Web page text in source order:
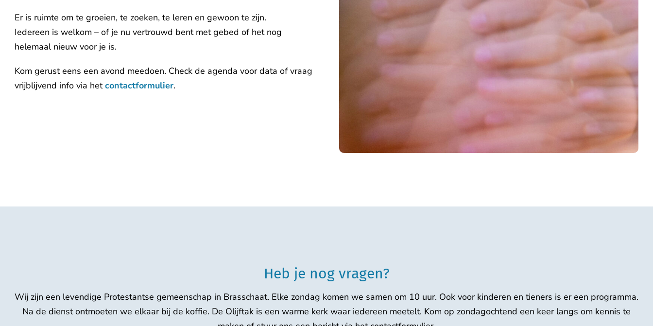
Er is ruimte om te groeien, te zoeken, te leren en gewoon te zijn.
Iedereen is welkom – of je nu vertrouwd bent met gebed of het nog
helemaal nieuw voor je is.
Kom gerust eens een avond meedoen. Check de agenda voor data of vraag
vrijblijvend info via hetcontactformulier.
Heb je nog vragen?
Wij zijn een levendige Protestantse gemeenschap in Brasschaat. Elke zondag komen we samen om 10 uur. Ook voor kinderen en tieners is er een programma.
Na de dienst ontmoeten we elkaar bij de koffie. De Olijftak is een warme kerk waar iedereen meetelt. Kom op zondagochtend een keer langs om kennis te